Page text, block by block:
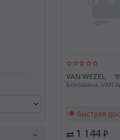
VAN WEZEL
Боковина. VAN
Быстрая
1 144₽